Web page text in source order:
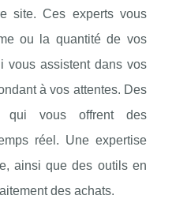
site. Ces experts vous
ou la quantité de vos
vous assistent dans vos
à vos attentes. Des
qui vous offrent des
réel. Une expertise
ainsi que des outils en
des achats.